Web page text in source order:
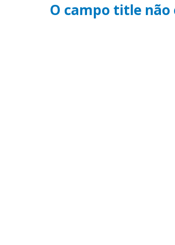
O campo title não